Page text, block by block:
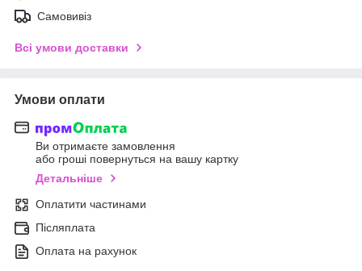
Самовивіз
Всі умови доставки
Умови оплати
Ви отримаєте замовлення
або гроші повернуться на вашу картку
Детальніше
Оплатити частинами
Післяплата
Оплата на рахунок